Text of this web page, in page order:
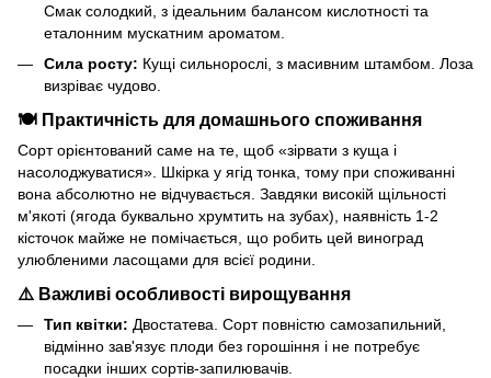
Смак солодкий, з ідеальним балансом кислотності та
еталонним мускатним ароматом.
Сила росту: Кущі сильнорослі, з масивним штамбом. Лоза
визріває чудово.
🍽 Практичність для домашнього споживання
Сорт орієнтований саме на те, щоб «зірвати з куща і
насолоджуватися». Шкірка у ягід тонка, тому при споживанні
вона абсолютно не відчувається. Завдяки високій щільності
м'якоті (ягода буквально хрумтить на зубах), наявність 1-2
кісточок майже не помічається, що робить цей виноград
улюбленими ласощами для всієї родини.
⚠️ Важливі особливості вирощування
Тип квітки: Двостатева. Сорт повністю самозапильний,
відмінно зав'язує плоди без горошіння і не потребує
посадки інших сортів-запилювачів.